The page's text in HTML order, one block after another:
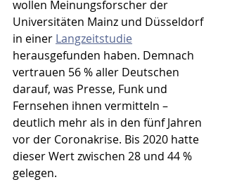
wollen Meinungsforscher der
Universitäten Mainz und Düsseldorf
in einer Langzeitstudie
herausgefunden haben. Demnach
vertrauen 56 % aller Deutschen
darauf, was Presse, Funk und
Fernsehen ihnen vermitteln –
deutlich mehr als in den fünf Jahren
vor der Coronakrise. Bis 2020 hatte
dieser Wert zwischen 28 und 44 %
gelegen.